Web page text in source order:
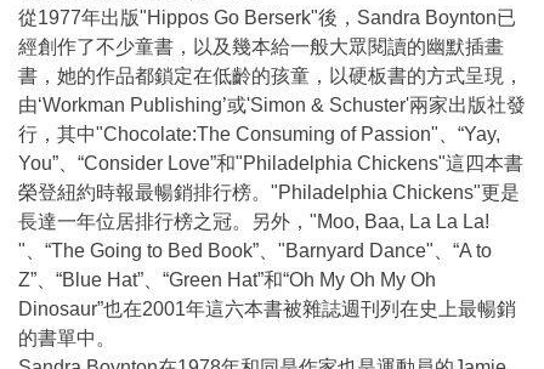
從1977年出版"Hippos Go Berserk"後，Sandra Boynton已
經創作了不少童書，以及幾本給一般大眾閱讀的幽默插畫
書，她的作品都鎖定在低齡的孩童，以硬板書的方式呈現，
由‘Workman Publishing’或'Simon & Schuster'兩家出版社發
行，其中"Chocolate:The Consuming of Passion"、“Yay,
You”、“Consider Love”和"Philadelphia Chickens"這四本書
榮登紐約時報最暢銷排行榜。"Philadelphia Chickens"更是
長達一年位居排行榜之冠。另外，"Moo, Baa, La La La!
"、“The Going to Bed Book”、"Barnyard Dance"、“A to
Z”、“Blue Hat”、“Green Hat”和“Oh My Oh My Oh
Dinosaur”也在2001年這六本書被雜誌週刊列在史上最暢銷
的書單中。